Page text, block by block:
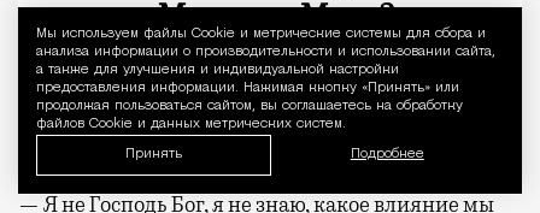
ждать следующего удара, и ценили безопасность
больше всего. В итоге мы получили ту Россию,
которую все хорошо знаем. А они получили свой
гамбургский счет и сполна по нему заплатили.
— Я не Господь Бог, я не знаю, какое влияние мы
Уведомление
Мы используем файлы Сookie и метрические системы для сбора и
анализа информации о производительности и использовании сайта,
а также для улучшения и индивидуальной настройки
предоставления информации. Нажимая кнопку «Принять» или
продолжая пользоваться сайтом, вы соглашаетесь на обработку
файлов Cookie и данных метрических систем.
Принять Подробнее